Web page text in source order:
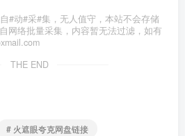
#动#采#集，无人值守，本站不会存储
网络批量采集，内容暂无法过滤，如有
THE END
# 火遮眼夸克网盘链接